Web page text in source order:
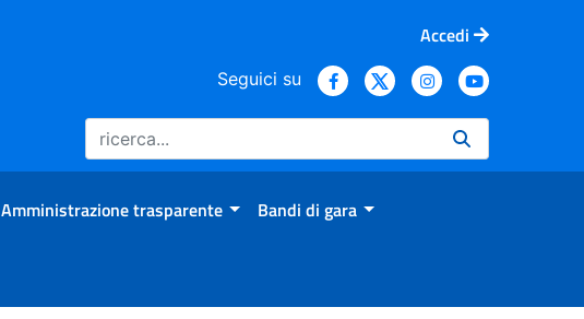
Accedi
Seguici su
Amministrazione trasparente Bandi di gara